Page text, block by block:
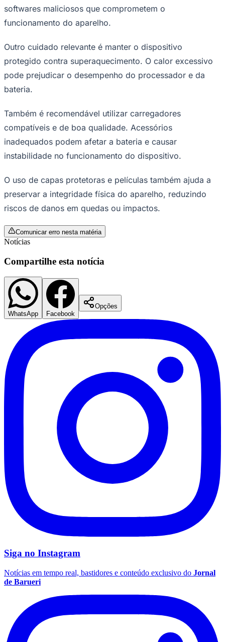
Atlético-MG
Cruzeiro
Bahia
softwares maliciosos que comprometem o
funcionamento do aparelho.
Outro cuidado relevante é manter o dispositivo
protegido contra superaquecimento. O calor excessivo
pode prejudicar o desempenho do processador e da
bateria.
Também é recomendável utilizar carregadores
compatíveis e de boa qualidade. Acessórios
inadequados podem afetar a bateria e causar
instabilidade no funcionamento do dispositivo.
O uso de capas protetoras e películas também ajuda a
preservar a integridade física do aparelho, reduzindo
riscos de danos em quedas ou impactos.
Comunicar erro nesta matéria
Notícias
Compartilhe esta notícia
WhatsApp Facebook
Opções
Siga no Instagram
Notícias em tempo real, bastidores e conteúdo exclusivo do Jornal
de Barueri